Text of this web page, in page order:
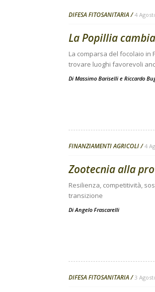
DIFESA FITOSANITARIA 4
La Popillia
La comparsa del focolaio in
trovare luoghi favorevoli
Di Massimo Bariselli e Riccardo
FINANZIAMENTI AGRICOLI 4
Zootecnia alla
Resilienza, competitività,
transizione
DiAngelo Frascarelli
DIFESA FITOSANITARIA 3